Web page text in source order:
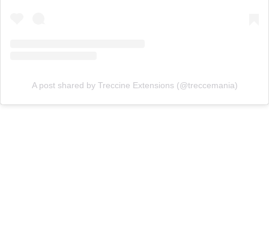
A post shared by Treccine Extensions (@treccemania)